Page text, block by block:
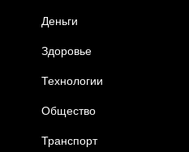
Деньги
Здоровье
Технологии
Общество
Транспорт